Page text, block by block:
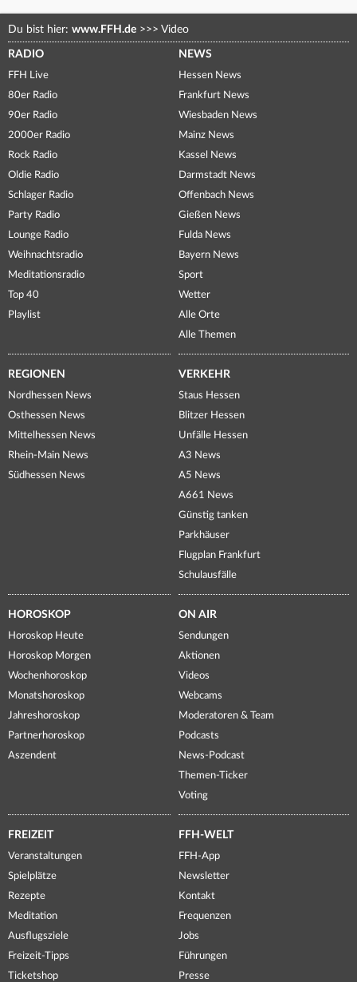
Du bist hier: www.FFH.de >>> Video
RADIO
FFH Live
80er Radio
90er Radio
2000er Radio
Rock Radio
Oldie Radio
Schlager Radio
Party Radio
Lounge Radio
Weihnachtsradio
Meditationsradio
Top 40
Playlist
NEWS
Hessen News
Frankfurt News
Wiesbaden News
Mainz News
Kassel News
Darmstadt News
Offenbach News
Gießen News
Fulda News
Bayern News
Sport
Wetter
Alle Orte
Alle Themen
REGIONEN
Nordhessen News
Osthessen News
Mittelhessen News
Rhein-Main News
Südhessen News
VERKEHR
Staus Hessen
Blitzer Hessen
Unfälle Hessen
A3 News
A5 News
A661 News
Günstig tanken
Parkhäuser
Flugplan Frankfurt
Schulausfälle
HOROSKOP
Horoskop Heute
Horoskop Morgen
Wochenhoroskop
Monatshoroskop
Jahreshoroskop
Partnerhoroskop
Aszendent
ON AIR
Sendungen
Aktionen
Videos
Webcams
Moderatoren & Team
Podcasts
News-Podcast
Themen-Ticker
Voting
FREIZEIT
Veranstaltungen
Spielplätze
Rezepte
Meditation
Ausflugsziele
Freizeit-Tipps
Ticketshop
FFH-WELT
FFH-App
Newsletter
Kontakt
Frequenzen
Jobs
Führungen
Presse